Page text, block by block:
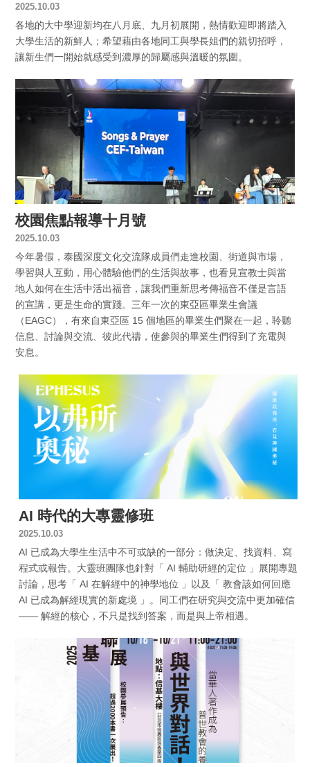
2025.10.03
各地的大中學迎新均在八月底、九月初展開，熱情歡迎即將踏入
大學生活的新鮮人；希望藉由各地同工與學長姐們的親切招呼，
讓新生們一開始就感受到濃厚的歸屬感與溫暖的氛圍。
校園焦點報導十月號
2025.10.03
今年暑假，泰國深度文化交流隊成員們走進校園、街道與市場，
學習與人互動，用心體驗他們的生活與故事，也看見宣教士與當
地人如何在生活中活出福音，讓我們重新思考傳福音不僅是言語
的宣講，更是生命的實踐。三年一次的東亞區畢業生會議
（EAGC），有來自東亞區 15 個地區的畢業生們聚在一起，聆聽
信息、討論與交流、彼此代禱，使參與的畢業生們得到了充電與
安息。
AI 時代的大專靈修班
2025.10.03
AI 已成為大學生生活中不可或缺的一部分：做決定、找資料、寫
程式或報告。大靈班團隊也針對「 AI 輔助研經的定位 」展開專題
討論，思考「 AI 在解經中的神學地位 」以及「 教會該如何回應
AI 已成為解經現實的新處境 」。同工們在研究與交流中更加確信
—— 解經的核心，不只是找到答案，而是與上帝相遇。